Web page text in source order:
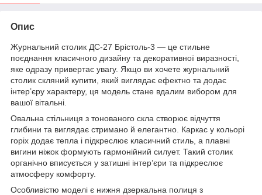
Опис
Журнальний столик ДС-27 Брістоль-3 — це стильне
поєднання класичного дизайну та декоративної виразності,
яке одразу привертає увагу. Якщо ви хочете журнальний
столик скляний купити, який виглядає ефектно та додає
інтер’єру характеру, ця модель стане вдалим вибором для
вашої вітальні.
Овальна стільниця з тонованого скла створює відчуття
глибини та виглядає стримано й елегантно. Каркас у кольорі
горіх додає тепла і підкреслює класичний стиль, а плавні
вигини ніжок формують гармонійний силует. Такий столик
органічно вписується у затишні інтер’єри та підкреслює
атмосферу комфорту.
Особливістю моделі є нижня дзеркальна полиця з